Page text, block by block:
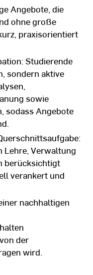
Angebote, die
ohne große
praxisorientiert
Studierende
sondern aktive
sowie
sodass Angebote
Lehre, Verwaltung
berücksichtigt
verankert und
nachhaltigen
der
wird.